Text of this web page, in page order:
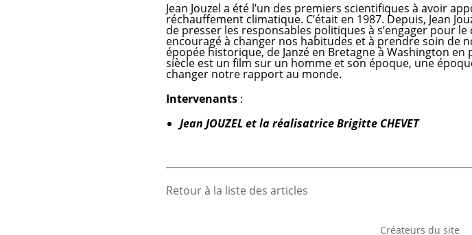
Jean Jouzel a été l’un des premiers scientifiques à avoir
réchauffement climatique. C’était en 1987. Depuis, Jean
de presser les responsables politiques à s’engager pour
encouragé à changer nos habitudes et à prendre soin
épopée historique, de Janzé en Bretagne à Washington en
siècle est un film sur un homme et son époque, une
changer notre rapport au monde.
Intervenants :
Jean JOUZEL et la réalisatrice Brigitte CHEVET
Retour à la liste des articles
Créateurs du site